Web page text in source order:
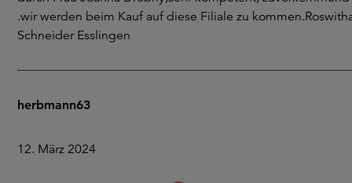
.wir werden beim Kauf auf diese Filiale zu
Schneider Esslingen
herbmann63
12. März 2024